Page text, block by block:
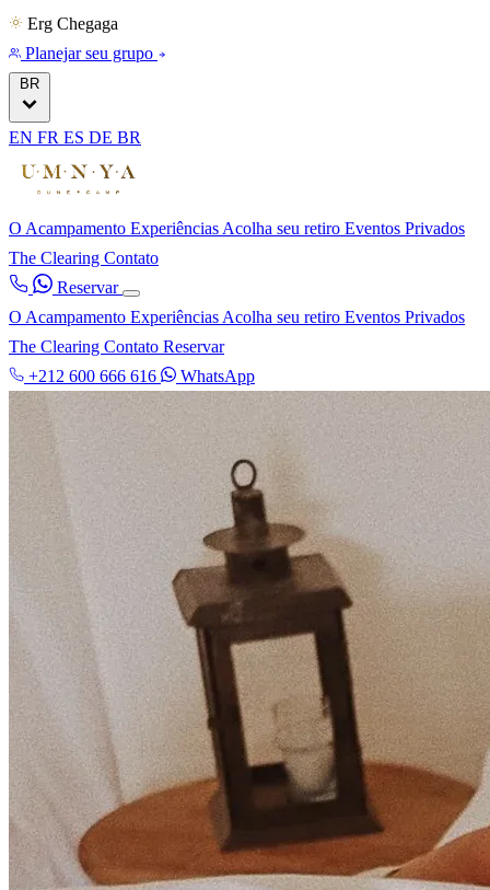
Erg Chegaga
Planejar seu grupo
BR
EN FR ES DE BR
O Acampamento Experiências Acolha seu retiro Eventos Privados
The Clearing Contato
Reservar
O Acampamento Experiências Acolha seu retiro Eventos Privados
The Clearing Contato Reservar
+212 600 666 616
WhatsApp